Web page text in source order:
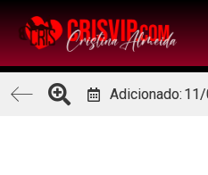
Adicionado: